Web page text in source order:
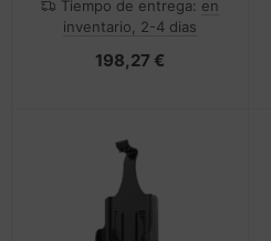
Tiempo de entrega: en
inventario, 2-4 dias
198,27 €